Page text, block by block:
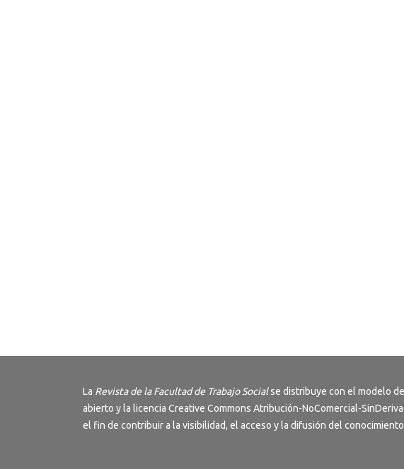
La Revista de la Facultad de Trabajo Socialse distribuye con el modelo
abierto y la licencia Creative Commons Atribución-NoComercial-
el fin de contribuir a la visibilidad, el acceso y la difusión del